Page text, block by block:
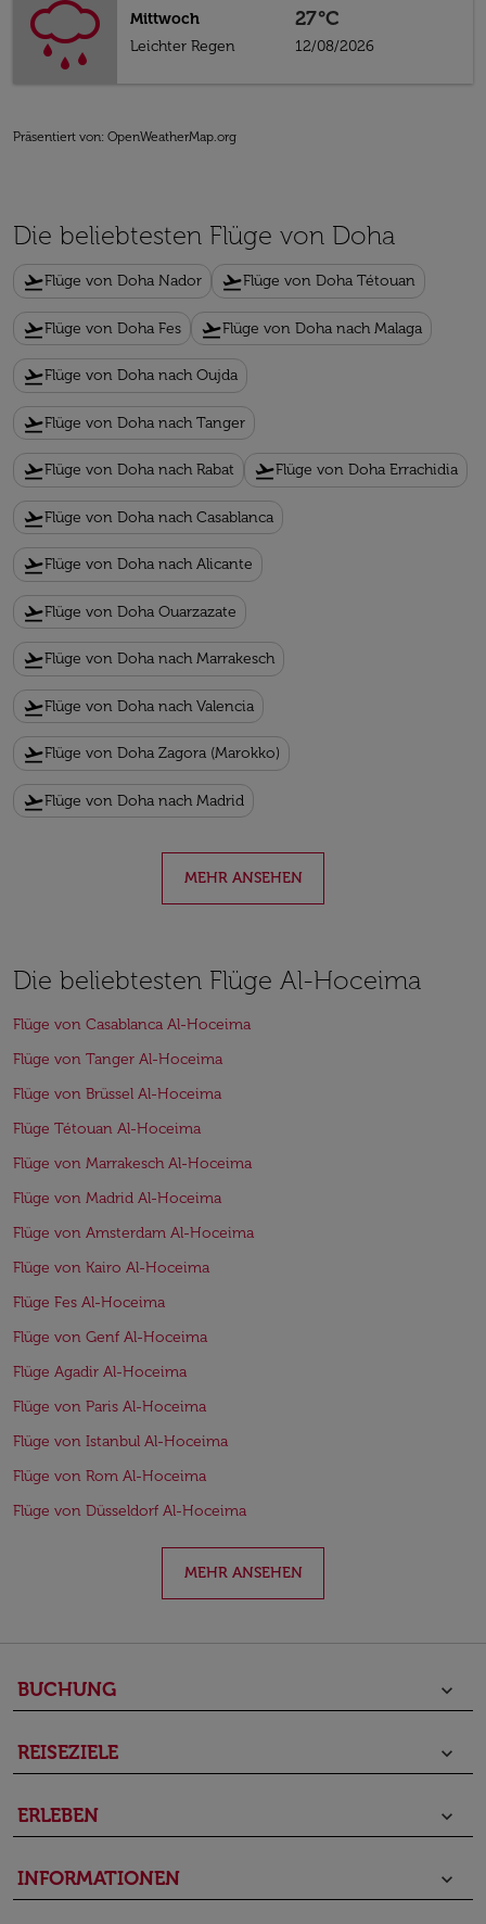
Mittwoch
Leichter Regen
27°C
12/08/2026
Präsentiert von: OpenWeatherMap.org
Die beliebtesten Flüge von Doha
flight_takeoffFlüge von Doha Nador flight_takeoffFlüge von Doha Tétouan
flight_takeoffFlüge von Doha Fes flight_takeoffFlüge von Doha nach Malaga
flight_takeoffFlüge von Doha nach Oujda
flight_takeoffFlüge von Doha nach Tanger
flight_takeoffFlüge von Doha nach Rabat flight_takeoffFlüge von Doha Errachidia
flight_takeoffFlüge von Doha nach Casablanca
flight_takeoffFlüge von Doha nach Alicante
flight_takeoffFlüge von Doha Ouarzazate
flight_takeoffFlüge von Doha nach Marrakesch
flight_takeoffFlüge von Doha nach Valencia
flight_takeoffFlüge von Doha Zagora (Marokko)
flight_takeoffFlüge von Doha nach Madrid
MEHR ANSEHEN
Die beliebtesten Flüge Al-Hoceima
Flüge von Casablanca Al-Hoceima
Flüge von Tanger Al-Hoceima
Flüge von Brüssel Al-Hoceima
Flüge Tétouan Al-Hoceima
Flüge von Marrakesch Al-Hoceima
Flüge von Madrid Al-Hoceima
Flüge von Amsterdam Al-Hoceima
Flüge von Kairo Al-Hoceima
Flüge Fes Al-Hoceima
Flüge von Genf Al-Hoceima
Flüge Agadir Al-Hoceima
Flüge von Paris Al-Hoceima
Flüge von Istanbul Al-Hoceima
Flüge von Rom Al-Hoceima
Flüge von Düsseldorf Al-Hoceima
MEHR ANSEHEN
BUCHUNG keyboard_arrow_down
REISEZIELE keyboard_arrow_down
ERLEBEN keyboard_arrow_down
INFORMATIONEN keyboard_arrow_down